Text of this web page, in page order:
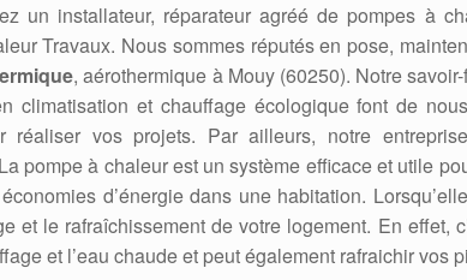
un installateur, réparateur agréé de pompes à
Travaux. Nous sommes réputés en pose,
, aérothermique à Mouy (60250). Notre
climatisation et chauffage écologique font de
réaliser vos projets. Par ailleurs, notre
pompe à chaleur est un système efficace et utile
d’énergie dans une habitation.
et le rafraîchissement de votre logement. En effet,
et l’eau chaude et peut également rafraichir vos